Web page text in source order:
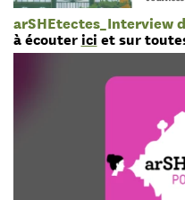
arSHEtectes_Interview
à écouter iciet sur